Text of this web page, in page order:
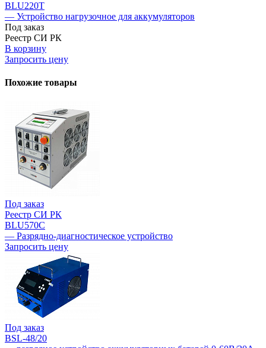
BLU220T
— Устройство нагрузочное для аккумуляторов
Под заказ
Реестр СИ РК
В корзину
Запросить цену
Похожие товары
Под заказ
Реестр СИ РК
BLU570C
— Разрядно-диагностическое устройство
Запросить цену
Под заказ
BSL-48/20